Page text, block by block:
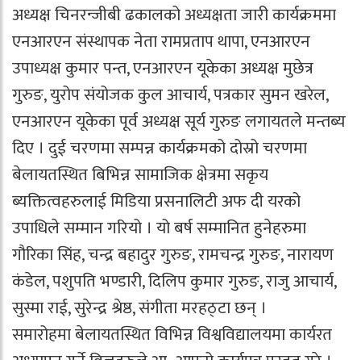
अध्यक्ष चिनरन्जीबी ढकालको अध्यक्षता जारी कार्यक्रममा
एनआरएन संस्थापक नेता रामप्रताप थापा, एनआरएन
उपाध्यक्ष कुमार पन्त, एनआरएन यूकेका अध्यक्ष मुछेत्र
गुरुङ, युरोप संयोजक कुल आचार्य, पत्रकार सुमन खरेल,
एनआरएन यूकेका पूर्व अध्यक्ष सूर्य गुरुङ लगायतले मन्तब्य
दिए । दुई चरणमा सम्पन्न कार्यक्रमको दोस्रो चरणमा
बेलायतस्थित बिभिन्न सामाजिक क्षेत्रमा सकृय
ब्यक्तित्वहरुलाई मिडिया प्रसनालिटी अफ दी यरको
उपाधिले सम्मान गरियो । यो बर्ष सम्मानित हुनेहरुमा
गौरिका सिंह, चन्द्र बहादुर गुरुङ, रामचन्द्र गुरुङ, नारायण
कंडेल, पशुपति भण्डारी, दिलिप कुमार गुरुङ, राजु आचार्य,
सुस्मा राई, सुरेन्द्र श्रेष्ठ, संगीता मरहठ्टा छन् ।
समारोहमा बेलायतस्थित विभिन्न विश्वविद्यालयमा कार्यरत